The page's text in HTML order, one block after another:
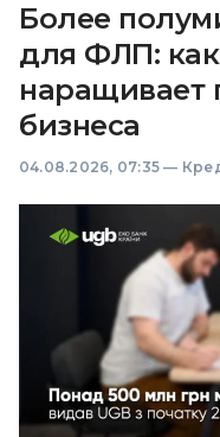
Более
для ФЛП: как
наращивает
бизнеса
04.08.2026, 07:35 —